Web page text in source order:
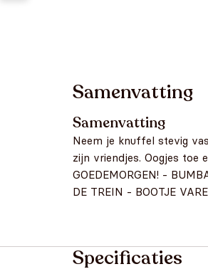
Samenvatting
Samenvatting
Neem je knuffel stevig
zijn vriendjes. Oogjes toe
GOEDEMORGEN! -
DE TREIN - BOOTJE
Specificaties